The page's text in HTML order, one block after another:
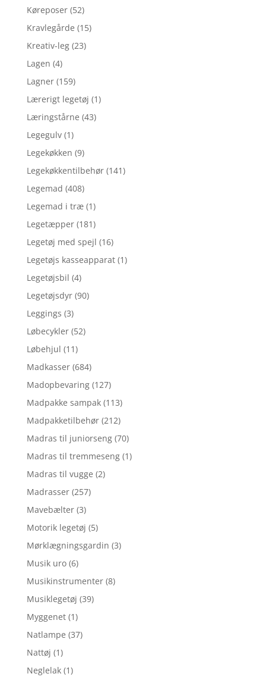
Køreposer (52)
Kravlegårde (15)
Kreativ-leg (23)
Lagen (4)
Lagner (159)
Lærerigt legetøj (1)
Læringstårne (43)
Legegulv (1)
Legekøkken (9)
Legekøkkentilbehør (141)
Legemad (408)
Legemad i træ (1)
Legetæpper (181)
Legetøj med spejl (16)
Legetøjs kasseapparat (1)
Legetøjsbil (4)
Legetøjsdyr (90)
Leggings (3)
Løbecykler (52)
Løbehjul (11)
Madkasser (684)
Madopbevaring (127)
Madpakke sampak (113)
Madpakketilbehør (212)
Madras til juniorseng (70)
Madras til tremmeseng (1)
Madras til vugge (2)
Madrasser (257)
Mavebælter (3)
Motorik legetøj (5)
Mørklægningsgardin (3)
Musik uro (6)
Musikinstrumenter (8)
Musiklegetøj (39)
Myggenet (1)
Natlampe (37)
Nattøj (1)
Neglelak (1)